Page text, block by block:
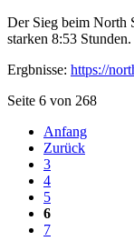
Der Sieg beim North
starken 8:53 Stunden.
Ergbnisse: https://
Seite 6 von 268
Anfang
Zurück
3
4
5
6
7